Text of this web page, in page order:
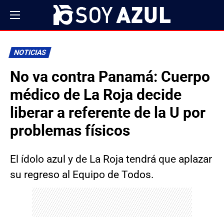
NOTICIAS
No va contra Panamá: Cuerpo
médico de La Roja decide
liberar a referente de la U por
problemas físicos
El ídolo azul y de La Roja tendrá que aplazar
su regreso al Equipo de Todos.